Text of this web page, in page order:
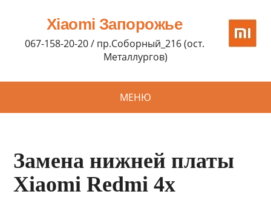
Xiaomi Запорожье
067-158-20-20 / пр.Соборный_216 (ост.
Металлургов)
МЕНЮ
Замена нижней платы
Xiaomi Redmi 4x